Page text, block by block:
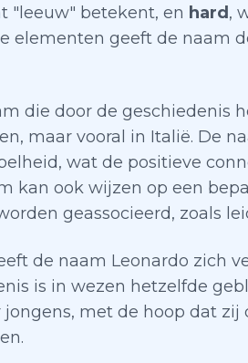
"leeuw" betekent, en hard ,
elementen geeft de naam
die door de geschiedenis
maar vooral in Italië. De
wat de positieve
kan ook wijzen op een
geassocieerd, zoals
de naam Leonardo zich
is in wezen hetzelfde
met de hoop dat